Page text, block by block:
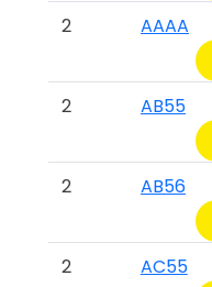
2
AAAA
2
AB55
2
AB56
2
AC55